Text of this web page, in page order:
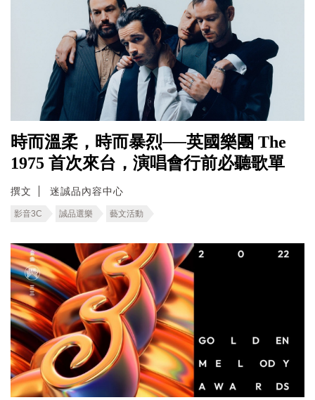
時而溫柔，時而暴烈──英國樂團 The
1975 首次來台，演唱會行前必聽歌單
撰文 迷誠品內容中心
影音3C 誠品選樂 藝文活動